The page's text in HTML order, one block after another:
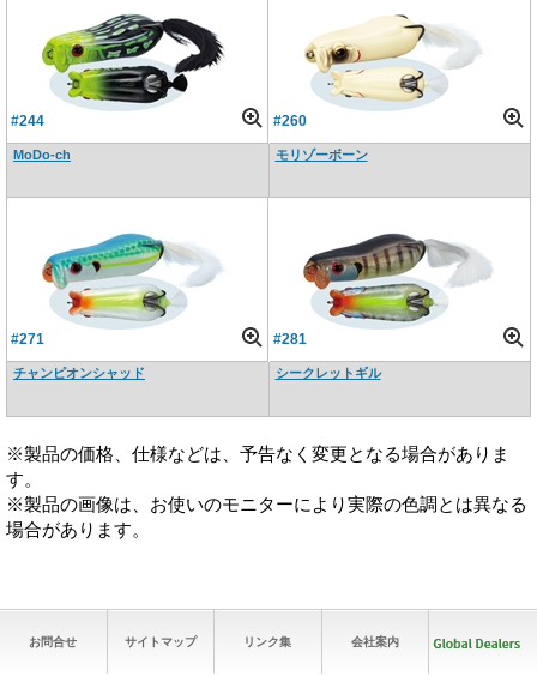
#244
MoDo-ch
#260
モリゾーボーン
#271
チャンピオンシャッド
#281
シークレットギル
※製品の価格、仕様などは、予告なく変更となる場合がありま
す。
※製品の画像は、お使いのモニターにより実際の色調とは異なる
場合があります。
お問合せ サイトマップ リンク集 会社案内